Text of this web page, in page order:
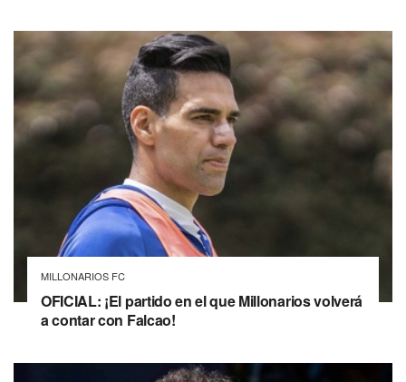
MILLONARIOS FC
OFICIAL: ¡El partido en el que Millonarios volverá
a contar con Falcao!